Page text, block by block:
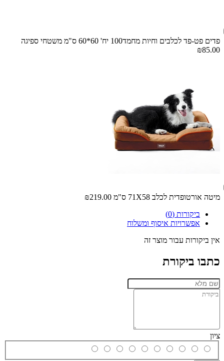
פדים פט-פד לכלבים וחיות מחמד100 יח' 60*60 ס"מ משטחי ספיגה
₪85.00
מיטה אורטופדית לכלב 71X58 ס"מ
₪219.00
ביקורות (0)
אפשרויות איסוף ומשלוח
אין ביקורות עבור מוצר זה
כתבו ביקורת
ציון